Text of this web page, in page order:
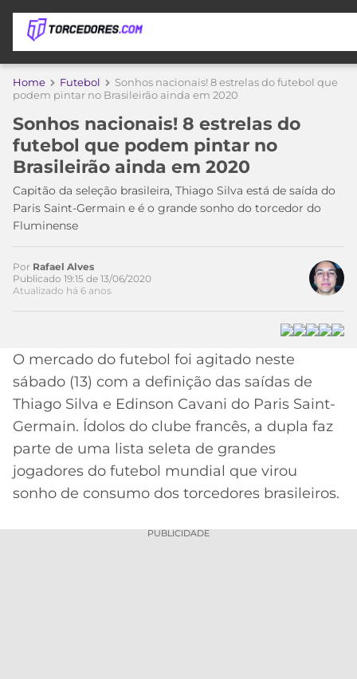
APOSTAS
DE
APOSTA
MELHORES
SITES
DE
APOSTAS
2026
CÓDIGO
DE
INDICAÇÃO
BET365
CÓDIGO
BETANO
COPA
DO
MUNDO
TIMES
MEU
TIME
CORINTHIANS
SÃO
PAULO
SANTOS
FLAMENGO
CAMPEONATOS
A
LIBERTADORES
COPA
BRASIL
MERCADO
DA
BOLA
PALPITES
Home Futebol
Sonhos nacionais! 8 estrelas do futebol que
podem pintar no Brasileirão ainda em 2020
Sonhos nacionais! 8 estrelas do
futebol que podem pintar no
Brasileirão ainda em 2020
Capitão da seleção brasileira, Thiago Silva está de saída do
Paris Saint-Germain e é o grande sonho do torcedor do
Fluminense
Por Rafael Alves
Publicado 19:15 de 13/06/2020
Atualizado há 6 anos
O mercado do futebol foi agitado neste
sábado (13) com a definição das saídas de
Thiago Silva e Edinson Cavani do Paris Saint-
Germain. Ídolos do clube francês, a dupla faz
parte de uma lista seleta de grandes
jogadores do futebol mundial que virou
sonho de consumo dos torcedores brasileiros.
PUBLICIDADE